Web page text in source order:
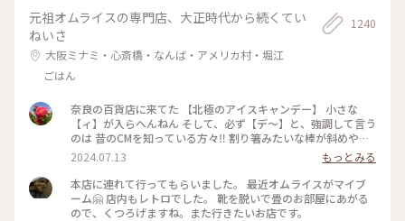
元祖オムライスの専門店、大正時代から続くてい
ねいさ
大阪ミナミ・心斎橋・なんば・アメリカ村・堀江
ごはん
1240
奈良の百貨店に来てた 【北極のアイスキャンデー】 小さな
【ィ】が入らへんねん そして、必ず【デ〜】と、強調して言う
のは 昔のCMを知っている方々‼️ 割り箸みたいな棒が斜めやね
ん ※子供の頃は割り箸やと思いこんでた チョコと違うねん❗️ コ
2024.07.13
もっとみる
本店に連れて行ってもらいました。 最近オムライスがマイブ
ーム🤗 店内もレトロでした。 靴を脱いで畳のお部屋にあがる
ので、くつろげますね。また行きたいお店です。